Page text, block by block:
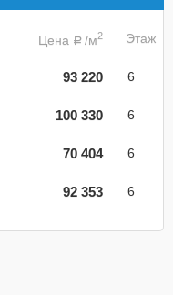
Цена a /м2 Этаж
93 220 6
100 330 6
70 404 6
92 353 6